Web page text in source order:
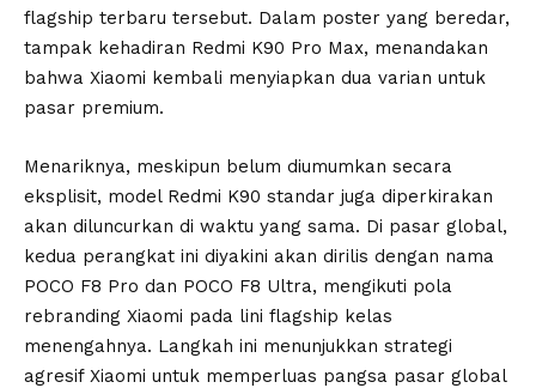
flagship terbaru tersebut. Dalam poster yang beredar,
tampak kehadiran Redmi K90 Pro Max, menandakan
bahwa Xiaomi kembali menyiapkan dua varian untuk
pasar premium.
Menariknya, meskipun belum diumumkan secara
eksplisit, model Redmi K90 standar juga diperkirakan
akan diluncurkan di waktu yang sama. Di pasar global,
kedua perangkat ini diyakini akan dirilis dengan nama
POCO F8 Pro dan POCO F8 Ultra, mengikuti pola
rebranding Xiaomi pada lini flagship kelas
menengahnya. Langkah ini menunjukkan strategi
agresif Xiaomi untuk memperluas pangsa pasar global